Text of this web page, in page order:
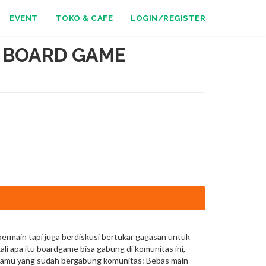
EVENT TOKO & CAFE LOGIN/REGISTER
GAME
tapi juga berdiskusi bertukar gagasan untuk
apa itu boardgame bisa gabung di komunitas ini,
yang sudah bergabung komunitas: Bebas main